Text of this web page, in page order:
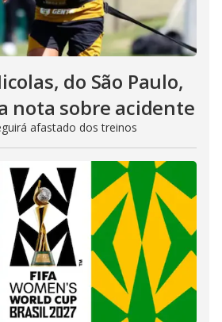
do São Paulo,
nota sobre acidente
afastado dos treinos